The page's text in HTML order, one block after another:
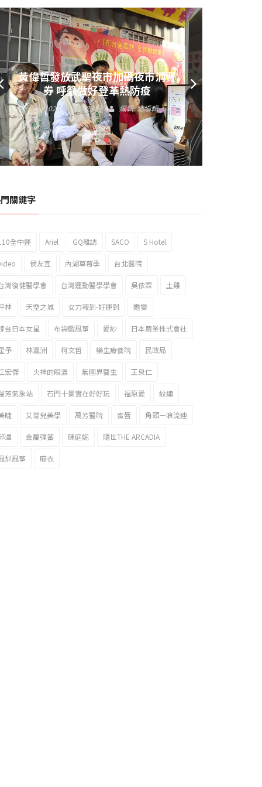
黃偉哲發放武聖夜市加碼夜市消費
券 呼籲做好登革熱防疫
2023 年 9 月 23 日 編輯:總編輯
關鍵字
全中運 Ariel GQ雜誌 SACO S Hotel
侯友宜 內湖草莓季 台北醫院
灣復健醫學會 台灣運動醫學學會 吳依霖 土雞
林 天空之城 女力報到-好運到 婚變
台日本女星 布袋戲風箏 愛紗 日本農業株式會社
予 林瀛洲 柯文哲 樂生療養院 民政局
宏傑 火神的眼淚 無國界醫生 王泉仁
芳氣象站 石門十景實在好好玩 福原愛 紋繡
睫 艾瑞兒美學 萬芳醫院 蜜唇 角頭－浪流連
澤 金屬彈簧 陳庭妮 隱世THE ARCADIA
梨風箏 麻衣